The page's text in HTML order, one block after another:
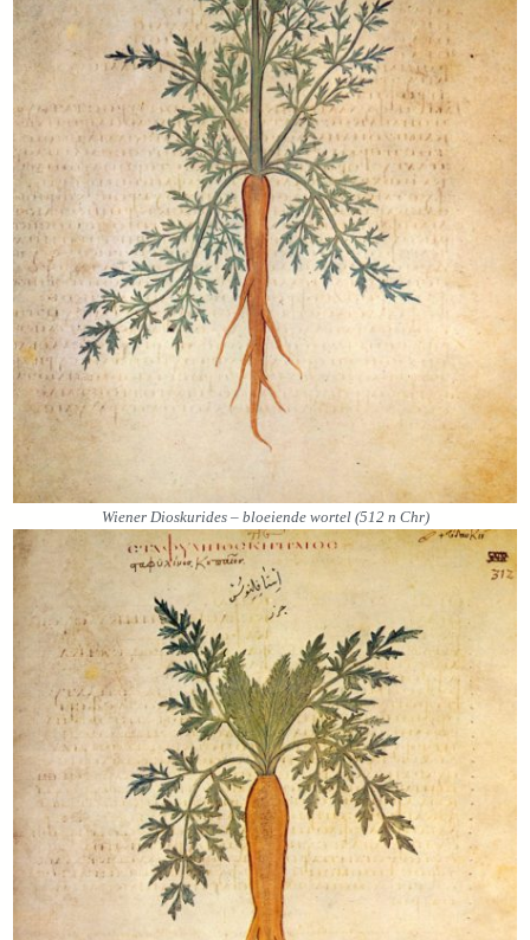
Wiener Dioskurides – bloeiende wortel (512 n Chr)